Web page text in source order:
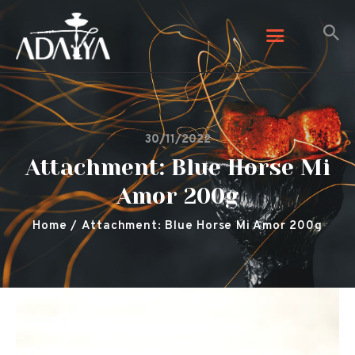
30/11/2022
Attachment: Blue Horse Mi
Amor 200g
Home Attachment: Blue Horse Mi Amor 200g
Adalya Tobacco
Adalya Tobacco
Početna
Galerija
Arome
Kontaktirajte nas
O nama